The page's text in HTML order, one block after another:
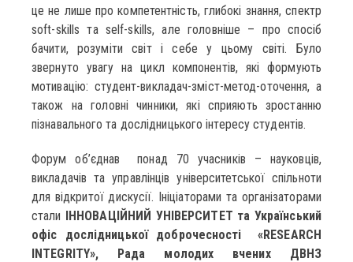
це не лише про компетентність, глибокі знання, спектр
soft-skills та self-skills, але головніше – про спосіб
бачити, розуміти світ і себе у цьому світі. Було
звернуто увагу на цикл компонентів, які формують
мотивацію: студент-викладач-зміст-метод-оточення, а
також на головні чинники, які сприяють зростанню
пізнавального та дослідницького інтересу студентів.
Форум об’єднав понад 70 учасників – науковців,
викладачів та управлінців університетської спільноти
для відкритої дискусії. Ініціаторами та організаторами
стали ІННОВАЦІЙНИЙ УНІВЕРСИТЕТ та Український
офіс дослідницької доброчесності «RESEARCH
INTEGRITY», Рада молодих вчених ДВНЗ